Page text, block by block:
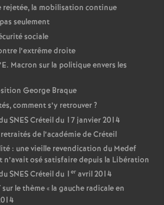
rejetée, la mobilisation continue
seulement
sociale
l’extrême droite
Macron sur la politique envers les
George Braque
comment s’y retrouver?
SNESCréteil du 17 janvier 2014
de l’académie de Créteil
: une vieille revendication du Medef
n’avait osé satisfaire depuis la Libération
SNESCréteil du 1 er avril 2014
sur le thème « la gauche radicale en